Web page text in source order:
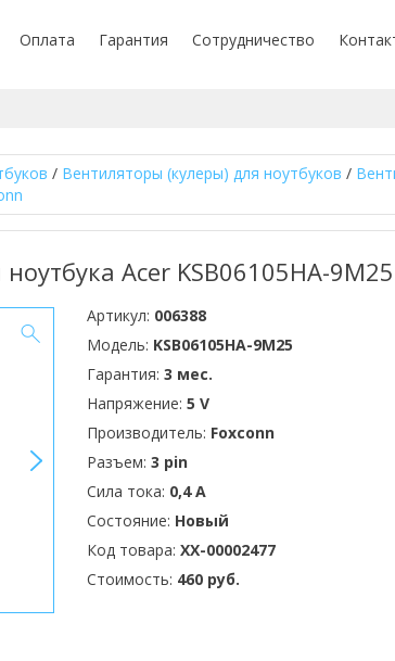
Оплата Гарантия Сотрудничество
/ Вентиляторы (кулеры) для ноутбуков /
Acer KSB06105HA-
Артикул: 006388
Модель: KSB06105HA-9M25
Гарантия: 3 мес.
Напряжение: 5 V
Производитель: Foxconn
Разъем: 3 pin
Сила тока: 0,4 А
Состояние: Новый
Код товара: XX-00002477
Стоимость: 460 руб.